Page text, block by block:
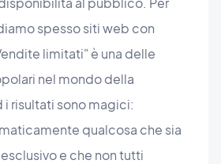
spesso siti web con
limitati" è una delle
nel mondo della
risultati sono magici:
qualcosa che sia
e che non tutti